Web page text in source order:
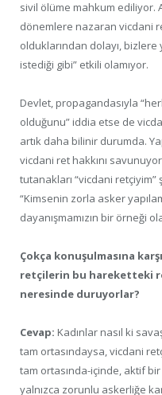
sivil ölüme mahkum ediliyor.
dönemlere nazaran vicdani
olduklarından dolayı,
istediği gibi” etkili olamıyor.
Devlet, propagandasıyla
olduğunu” iddia etse de
artık daha bilinir durumda.
vicdani ret hakkını
tutanakları “vicdani
“Kimsenin zorla asker
dayanışmamızın bir örneği
Çokça konuşulmasına
retçilerin bu hareketteki
neresinde duruyorlar?
Cevap: Kadınlar nasıl ki
tam ortasındaysa, vicdani
tam ortasında-içinde, aktif
yalnızca zorunlu askerliğe